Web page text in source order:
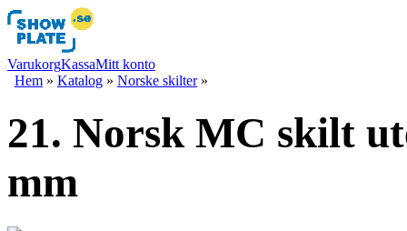
VarukorgKassaMitt konto
Hem » Katalog » Norske skilter»
21. Norsk MC skilt
mm